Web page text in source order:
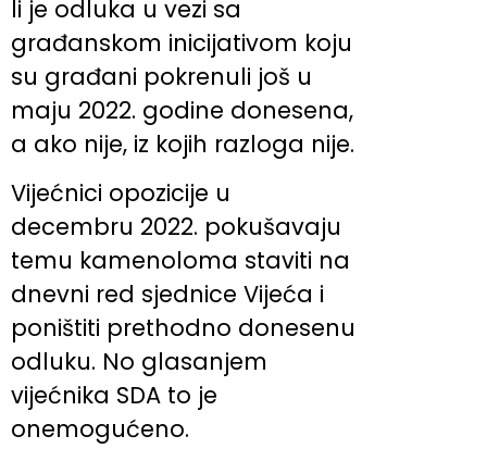
li je odluka u vezi sa
građanskom inicijativom koju
su građani pokrenuli još u
maju 2022. godine donesena,
a ako nije, iz kojih razloga nije.
Vijećnici opozicije u
decembru 2022. pokušavaju
temu kamenoloma staviti na
dnevni red sjednice Vijeća i
poništiti prethodno donesenu
odluku. No glasanjem
vijećnika SDA to je
onemogućeno.